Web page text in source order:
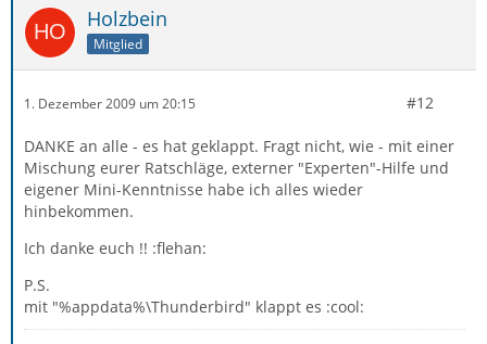
Holzbein
Mitglied
1. Dezember 2009 um 20:15 #12
DANKE an alle - es hat geklappt. Fragt nicht, wie - mit einer
Mischung eurer Ratschläge, externer "Experten"-Hilfe und
eigener Mini-Kenntnisse habe ich alles wieder
hinbekommen.
Ich danke euch !! :flehan:
P.S.
mit "%appdata%\Thunderbird" klappt es :cool: